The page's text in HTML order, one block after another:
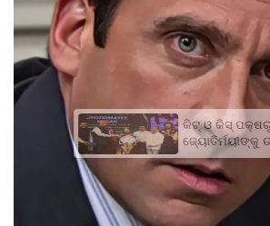
କିଟ୍‍ ଓ କିସ୍‍
ଜ୍ୟୋତିର୍ମୟୀଙ୍କୁ
ସମ୍ବର୍ଦ୍ଧନା;
ପ୍ରୋତ୍ସାହନ ରାଶି